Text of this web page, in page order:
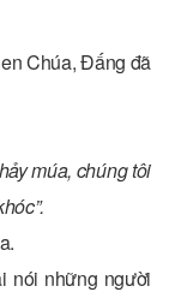
Chúa, Ðấng đã
múa, chúng tôi
nói những người